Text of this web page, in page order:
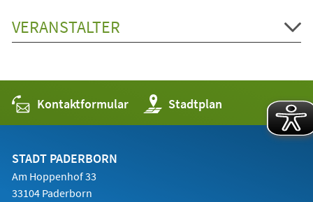
VERANSTALTER
Kontaktformular Stadtplan
(Öffnet
in
einem
STADT PADERBORN
Am Hoppenhof 33
33104 Paderborn